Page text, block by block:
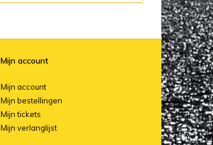
Mijn account
Mijn account
Mijn bestellingen
Mijn tickets
Mijn verlanglijst